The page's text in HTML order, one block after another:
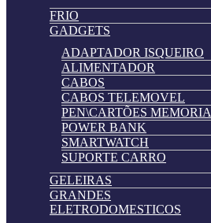
FRIO
GADGETS
ADAPTADOR ISQUEIRO
ALIMENTADOR
CABOS
CABOS TELEMOVEL
PEN\CARTÕES MEMORIA
POWER BANK
SMARTWATCH
SUPORTE CARRO
GELEIRAS
GRANDES
ELETRODOMESTICOS